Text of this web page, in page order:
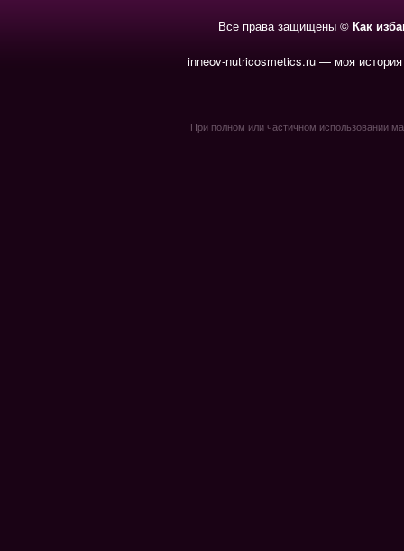
Все права защищены © Как
inneov-nutricosmetics.ru — моя
При полном или частичном использовании